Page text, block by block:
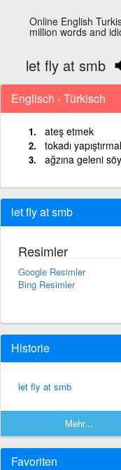
Online English
million words and
let fly at smb
Englisch - Türkisch
ateş etmek
tokadı
ağzına geleni
let fly at smb
Resimler
Google Resimler
Bing Resimler
Historie
let fly at smb
Mehr...
Favoriten